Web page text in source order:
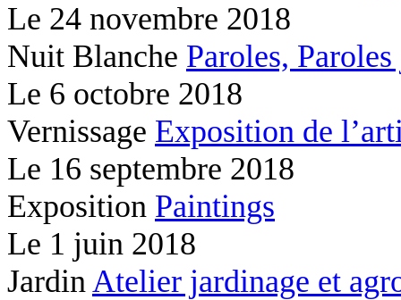
Le 24 novembre 2018
Nuit Blanche Paroles,
Le 6 octobre 2018
Vernissage Exposition de
Le 16 septembre 2018
Exposition Paintings
Le 1 juin 2018
JardinAtelier jardinage et